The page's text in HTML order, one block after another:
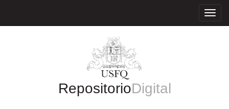
RepositorioDigital